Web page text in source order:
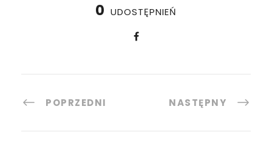
0 UDOSTĘPNIEŃ
POPRZEDNI NASTĘPNY